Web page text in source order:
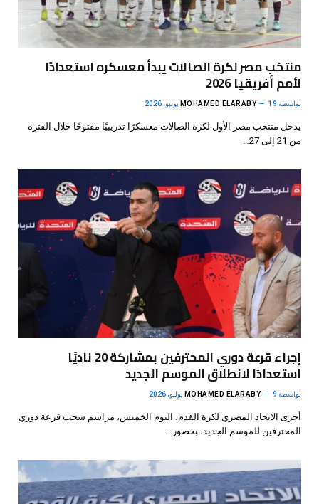
منتخب مصر لكرة الصالات يبدأ معسكره استعدادًا
لأمم أفريقيا 2026
بواسطة MOHAMED ELARABY 19 يوليو، 2026
يدخل منتخب مصر الأول لكرة الصالات معسكرًا تدريبيًا مفتوحًا خلال الفترة
من 21 إلى 27…
إجراء قرعة دوري المحترفين بمشاركة 20 ناديًا
استعدادًا لانطلاق الموسم الجديد
بواسطة MOHAMED ELARABY 9 يوليو، 2026
أجرى الاتحاد المصري لكرة القدم، اليوم الخميس، مراسم سحب قرعة دوري
المحترفين للموسم الجديد، بحضور…